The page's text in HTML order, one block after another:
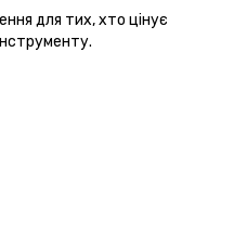
для тих, хто цінує